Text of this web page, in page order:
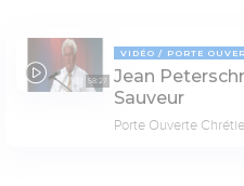
58:27
VIDÉO PORTE
Jean
Sauveur
Porte Ouverte